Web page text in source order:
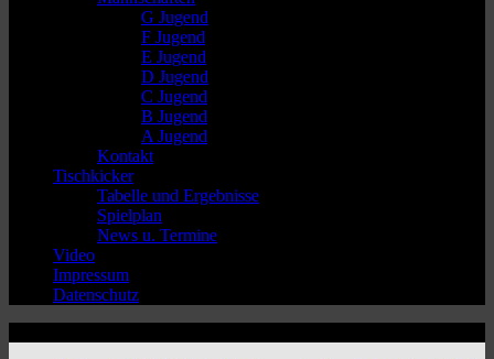
G Jugend
F Jugend
E Jugend
D Jugend
C Jugend
B Jugend
A Jugend
Kontakt
Tischkicker
Tabelle und Ergebnisse
Spielplan
News u. Termine
Video
Impressum
Datenschutz